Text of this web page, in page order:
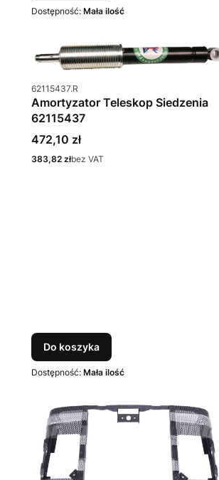
Dostępność: Mała ilość
Kod produktu
62115437.R
Amortyzator Teleskop Siedzenia
62115437
Cena
472,10 zł
Cena
383,82 złbez VAT
Do koszyka
Dostępność: Mała ilość